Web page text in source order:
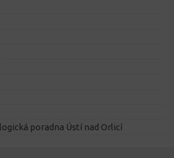
poradna Ústí nad Orlicí